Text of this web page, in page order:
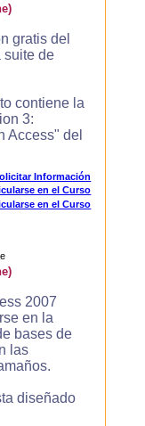
gratis del
suite de
contiene la
3:
Access" del
Información
2007
en la
bases de
las
diseñado